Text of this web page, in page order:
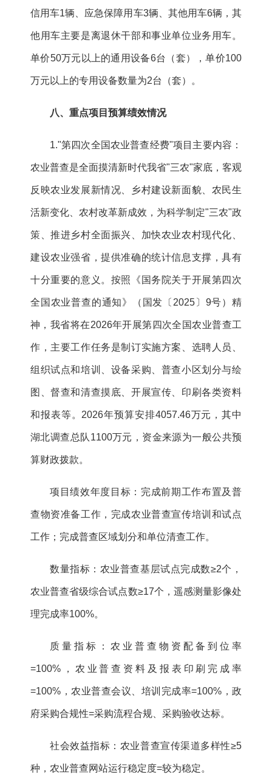
信用车1辆、应急保障用车3辆、其他用车6辆，其
他用车主要是离退休干部和事业单位业务用车。
单价50万元以上的通用设备6台（套），单价100
万元以上的专用设备数量为2台（套）。
八、重点项目预算绩效情况
1."第四次全国农业普查经费"项目主要内容：
农业普查是全面摸清新时代我省"三农"家底，客观
反映农业发展新情况、乡村建设新面貌、农民生
活新变化、农村改革新成效，为科学制定"三农"政
策、推进乡村全面振兴、加快农业农村现代化、
建设农业强省，提供准确的统计信息支撑，具有
十分重要的意义。按照《国务院关于开展第四次
全国农业普查的通知》（国发〔2025〕9号）精
神，我省将在2026年开展第四次全国农业普查工
作，主要工作任务是制订实施方案、选聘人员、
组织试点和培训、设备采购、普查小区划分与绘
图、督查和清查摸底、开展宣传、印刷各类资料
和报表等。2026年预算安排4057.46万元，其中
湖北调查总队1100万元，资金来源为一般公共预
算财政拨款。
项目绩效年度目标：完成前期工作布置及普
查物资准备工作，完成农业普查宣传培训和试点
工作；完成普查区域划分和单位清查工作。
数量指标：农业普查基层试点完成数≥2个，
农业普查省级综合试点数≥17个，遥感测量影像处
理完成率100%。
质量指标：农业普查物资配备到位率
=100%，农业普查资料及报表印刷完成率
=100%，农业普查会议、培训完成率=100%，政
府采购合规性=采购流程合规、采购验收达标。
社会效益指标：农业普查宣传渠道多样性≥5
种，农业普查网站运行稳定度=较为稳定。